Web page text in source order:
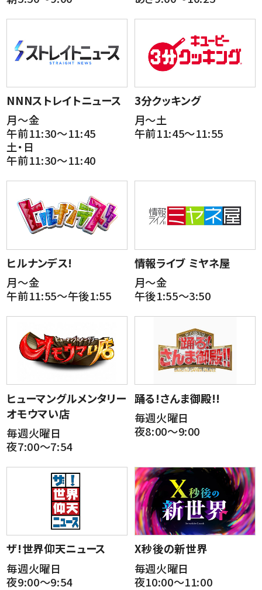
NNNストレイトニュース
月～金
午前11:30～11:45
土・日
午前11:30～11:40
3分クッキング
月～土
午前11:45～11:55
ヒルナンデス!
月～金
午前11:55～午後1:55
情報ライブ ミヤネ屋
月～金
午後1:55～3:50
ヒューマングルメンタリー
オモウマい店
毎週火曜日
夜7:00～7:54
踊る!さんま御殿!!
毎週火曜日
夜8:00～9:00
ザ!世界仰天ニュース
毎週火曜日
夜9:00～9:54
X秒後の新世界
毎週火曜日
夜10:00～11:00